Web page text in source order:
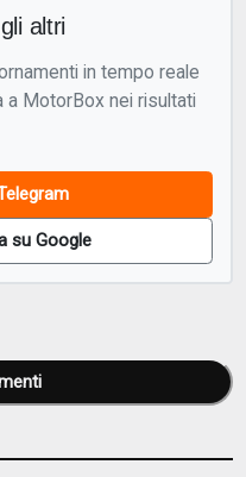
altri
in tempo reale
a MotorBox nei risultati
su Google